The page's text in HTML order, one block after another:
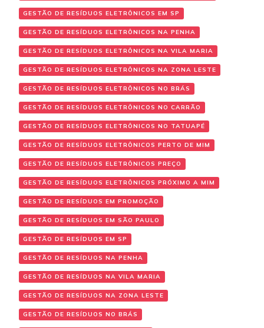
GESTÃO DE RESÍDUOS ELETRÔNICOS EM SP
GESTÃO DE RESÍDUOS ELETRÔNICOS NA PENHA
GESTÃO DE RESÍDUOS ELETRÔNICOS NA VILA MARIA
GESTÃO DE RESÍDUOS ELETRÔNICOS NA ZONA LESTE
GESTÃO DE RESÍDUOS ELETRÔNICOS NO BRÁS
GESTÃO DE RESÍDUOS ELETRÔNICOS NO CARRÃO
GESTÃO DE RESÍDUOS ELETRÔNICOS NO TATUAPÉ
GESTÃO DE RESÍDUOS ELETRÔNICOS PERTO DE MIM
GESTÃO DE RESÍDUOS ELETRÔNICOS PREÇO
GESTÃO DE RESÍDUOS ELETRÔNICOS PRÓXIMO A MIM
GESTÃO DE RESÍDUOS EM PROMOÇÃO
GESTÃO DE RESÍDUOS EM SÃO PAULO
GESTÃO DE RESÍDUOS EM SP
GESTÃO DE RESÍDUOS NA PENHA
GESTÃO DE RESÍDUOS NA VILA MARIA
GESTÃO DE RESÍDUOS NA ZONA LESTE
GESTÃO DE RESÍDUOS NO BRÁS